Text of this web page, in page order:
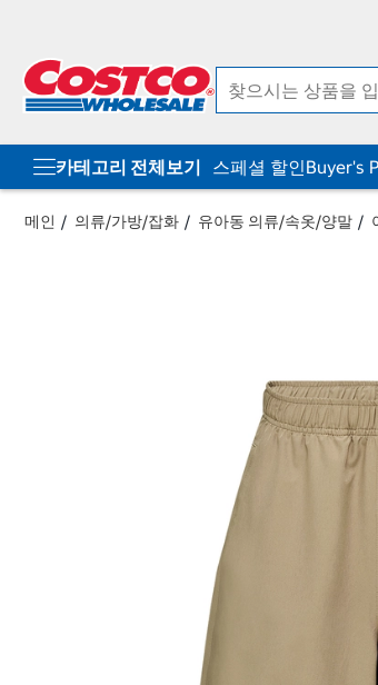
카테고리 전체보기 스페셜 할인Buyer's
메인 의류/가방/잡화 유아동 의류/속옷/양말